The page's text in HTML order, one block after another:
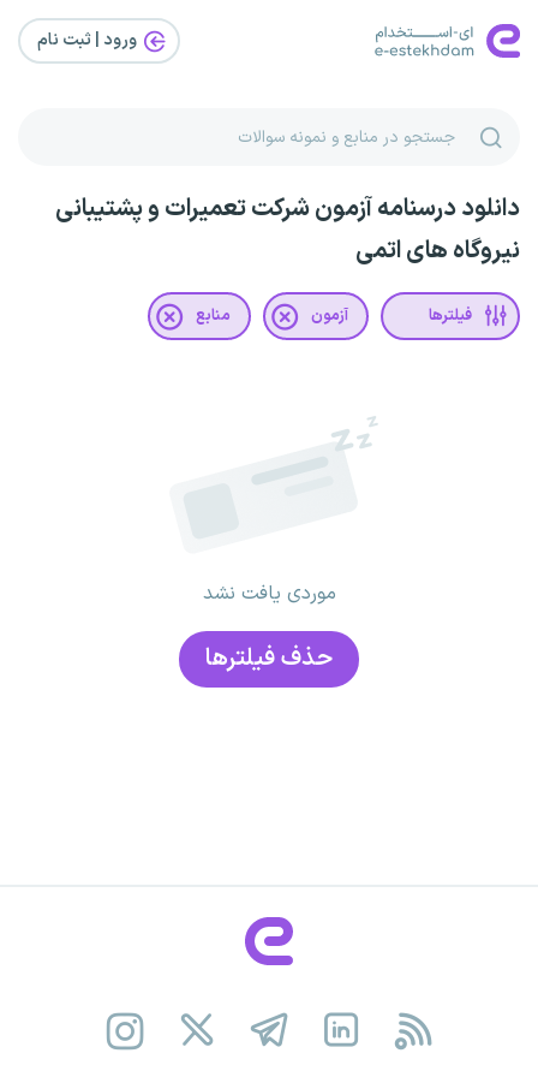
ورود | ثبت‌ نام
دانلود درسنامه آزمون شرکت تعمیرات و پشتیبانی
نیروگاه های اتمی
فیلترها آزمون منابع
موردی یافت نشد
حذف فیلتر‌ها